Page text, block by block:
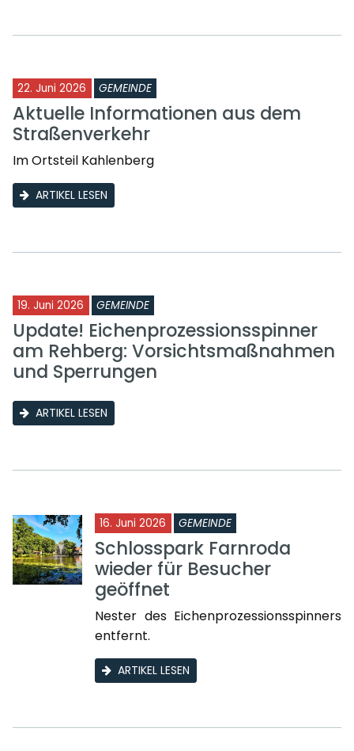
22. Juni 2026 GEMEINDE
Aktuelle Informationen aus dem
Straßenverkehr
Im Ortsteil Kahlenberg
ARTIKEL LESEN
19. Juni 2026 GEMEINDE
Update! Eichenprozessionsspinner
am Rehberg: Vorsichtsmaßnahmen
und Sperrungen
ARTIKEL LESEN
16. Juni 2026 GEMEINDE
Schlosspark Farnroda
wieder für Besucher
geöffnet
Nester des Eichenprozessionsspinners
entfernt.
ARTIKEL LESEN